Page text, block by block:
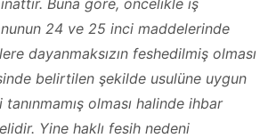
24 ve 25 inci maddelerinde
dayanmaksızın feshedilmiş olması
belirtilen şekilde usulüne uygun
olması halinde ihbar
Yine haklı fesih nedeni